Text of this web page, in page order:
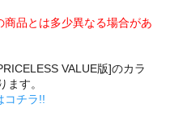
品とは多少異なる場合があ
VALUE版]のカラ
ます。
コチラ!!